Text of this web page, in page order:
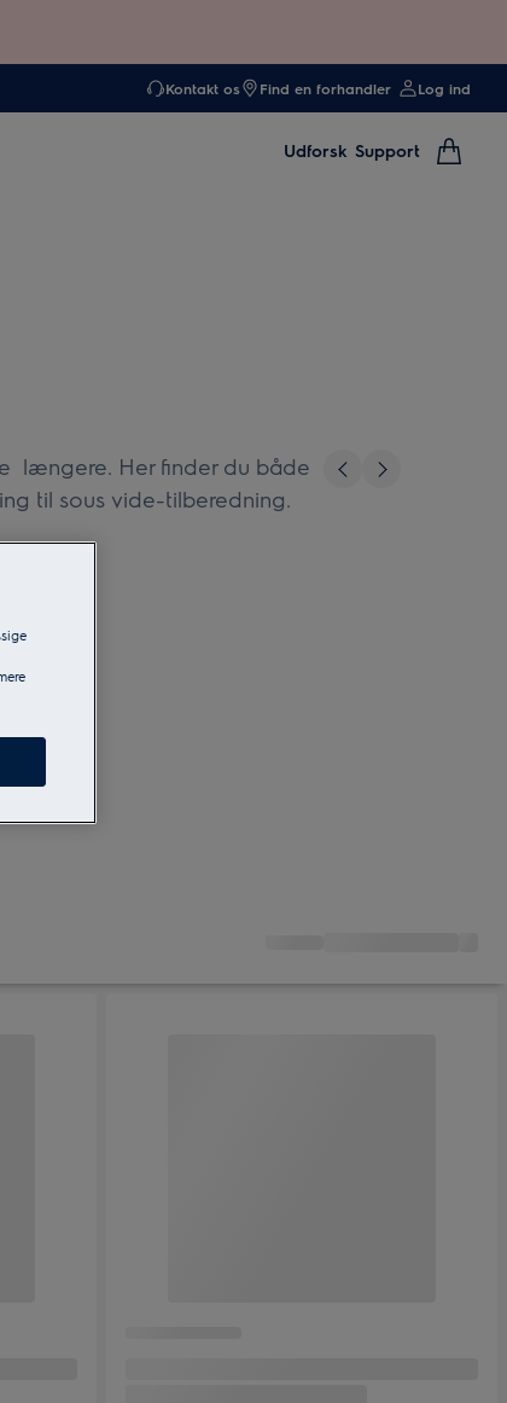
Kontakt os Find en forhandler Log ind
Udforsk Support
længere. Her finder du både
til sous vide-tilberedning.